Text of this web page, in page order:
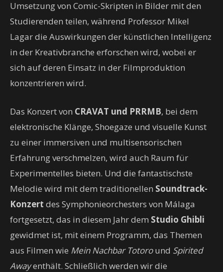
Umsetzung von Comic-Skripten in Bilder mit den
Studierenden teilen, während Professor Mikel
Lagar die Auswirkungen der künstlichen Intelligenz
in der Kreativbranche erforschen wird, wobei er
sich auf deren Einsatz in der Filmproduktion
konzentrieren wird.
Das Konzert von CRAVAT und PRRMB, bei dem
elektronische Klänge, Shoegaze und visuelle Kunst
zu einer immersiven und multisensorischen
Erfahrung verschmelzen, wird auch Raum für
Experimentelles bieten. Und die fantastischste
Melodie wird mit dem traditionellen Soundtrack-
Konzert des Symphonieorchesters von Málaga
fortgesetzt, das in diesem Jahr dem Studio Ghibli
gewidmet ist, mit einem Programm, das Themen
aus Filmen wie Mein Nachbar Totoround Spirited
Awayenthält. Schließlich werden wir die